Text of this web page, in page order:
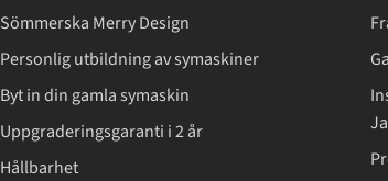
Sömmerska Merry Design
Personlig utbildning av symaskiner
Byt in din gamla symaskin
Uppgraderingsgaranti i 2 år
Hållbarhet